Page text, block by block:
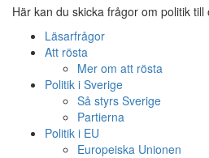
Här kan du skicka frågor om politik till
Läsarfrågor
Att rösta
Mer om att rösta
Politik i Sverige
Så styrs Sverige
Partierna
Politik i EU
Europeiska Unionen